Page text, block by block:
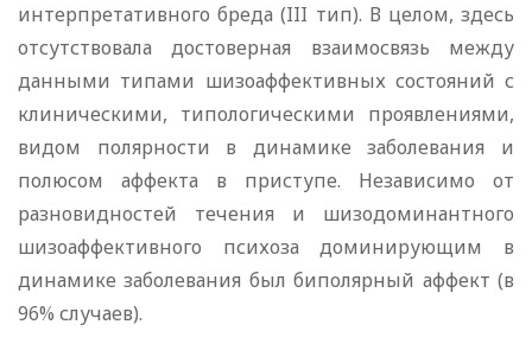
интерпретативного бреда (III тип). В целом, здесь
отсутствовала достоверная взаимосвязь между
данными типами шизоаффективных состояний с
клиническими, типологическими проявлениями,
видом полярности в динамике заболевания и
полюсом аффекта в приступе. Независимо от
разновидностей течения и шизодоминантного
шизоаффективного психоза доминирующим в
динамике заболевания был биполярный аффект (в
96% случаев).